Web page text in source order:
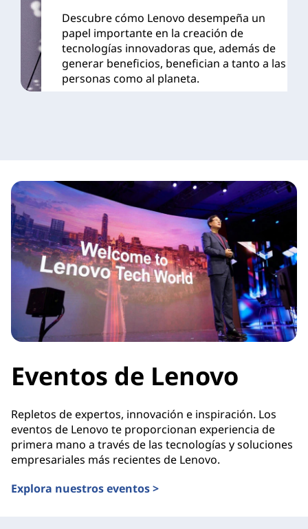
Descubre cómo Lenovo desempeña un
papel importante en la creación de
tecnologías innovadoras que, además de
generar beneficios, benefician a tanto a las
personas como al planeta.
Eventos de Lenovo
Repletos de expertos, innovación e inspiración. Los
eventos de Lenovo te proporcionan experiencia de
primera mano a través de las tecnologías y soluciones
empresariales más recientes de Lenovo.
Explora nuestros eventos >